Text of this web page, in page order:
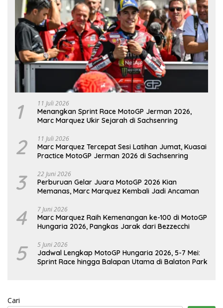
1 11 Juli 2026
Menangkan Sprint Race MotoGP Jerman 2026,
Marc Marquez Ukir Sejarah di Sachsenring
2 11 Juli 2026
Marc Marquez Tercepat Sesi Latihan Jumat, Kuasai
Practice MotoGP Jerman 2026 di Sachsenring
3 22 Juni 2026
Perburuan Gelar Juara MotoGP 2026 Kian
Memanas, Marc Marquez Kembali Jadi Ancaman
4 7 Juni 2026
Marc Marquez Raih Kemenangan ke-100 di MotoGP
Hungaria 2026, Pangkas Jarak dari Bezzecchi
5 5 Juni 2026
Jadwal Lengkap MotoGP Hungaria 2026, 5-7 Mei:
Sprint Race hingga Balapan Utama di Balaton Park
Cari